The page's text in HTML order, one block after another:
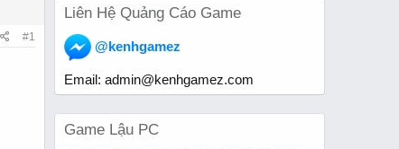
#1
Liên Hệ Quảng Cáo Game
@kenhgamez
Email: admin@kenhgamez.com
Game Lậu PC